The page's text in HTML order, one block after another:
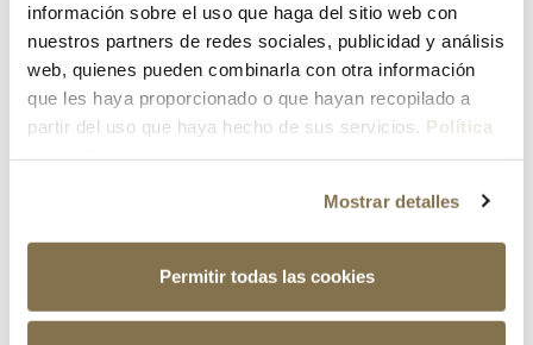
información sobre el uso que haga del sitio web con
nuestros partners de redes sociales, publicidad y análisis
web, quienes pueden combinarla con otra información
que les haya proporcionado o que hayan recopilado a
partir del uso que haya hecho de sus servicios. Política
Mostrar detalles
Permitir todas las cookies
¿Has olvidado tu contraseña?